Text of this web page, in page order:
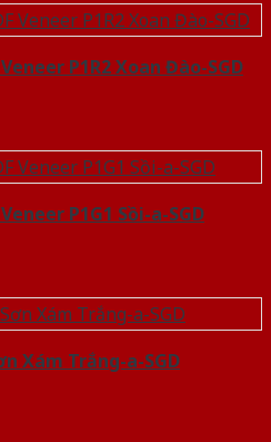
P1R2 Xoan Đào-SGD
P1G1 Sồi-a-SGD
Xám Trắng-a-SGD